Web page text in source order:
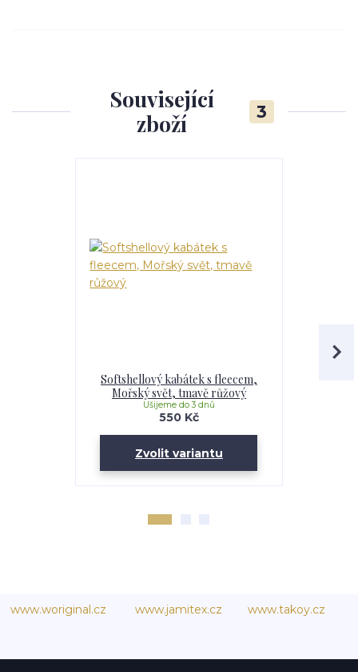
Související
zboží
3
Softshellový kabátek s fleecem,
Mořský svět, tmavě růžový
550 Kč
Ušijeme do 3 dnů
Zvolit variantu
www.woriginal.cz www.jamitex.cz www.takoy.cz